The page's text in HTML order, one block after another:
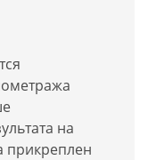
на
прикреплен